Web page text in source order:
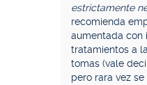
estrictamente
recomienda
aumentada con
tratamientos a
tomas (vale
pero rara vez